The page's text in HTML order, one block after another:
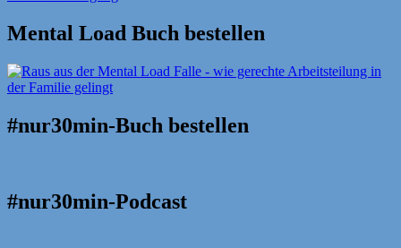
Mental Load Buch bestellen
#nur30min-Buch bestellen
#nur30min-Podcast